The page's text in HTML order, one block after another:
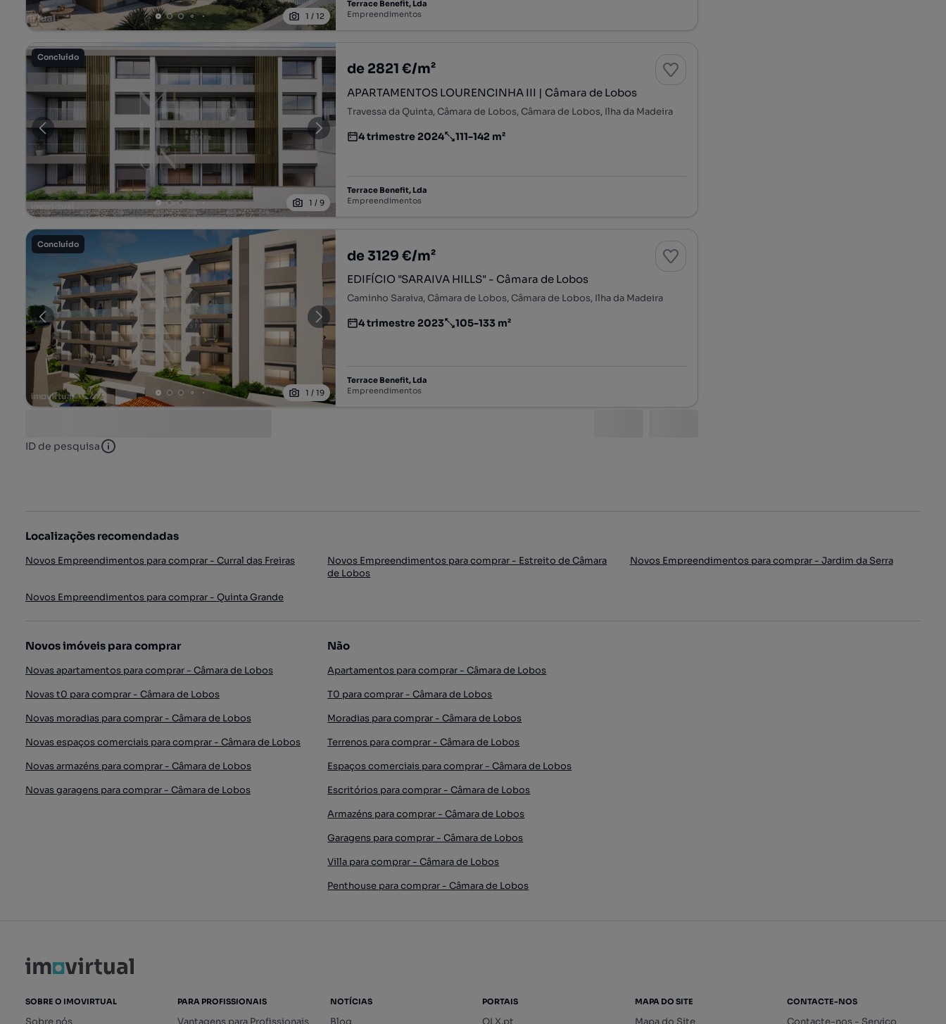
1 /12
Terrace Benefit, Lda
Empreendimentos
Concluído
1 /9
de 2821 €/m²
APARTAMENTOS LOURENCINHA III | Câmara de Lobos
Travessa da Quinta, Câmara de Lobos, Câmara de Lobos, Ilha da Madeira
Estimativa da entrega do empreendimento imobiliário
4 trimestre 2024
Preço por metro quadrado111-142 m²
Terrace Benefit, Lda
Empreendimentos
Concluído
1 /19
de 3129 €/m²
EDIFÍCIO "SARAIVA HILLS" - Câmara de Lobos
Caminho Saraiva, Câmara de Lobos, Câmara de Lobos, Ilha da Madeira
Estimativa da entrega do empreendimento imobiliário
4 trimestre 2023
Preço por metro quadrado105-133 m²
Terrace Benefit, Lda
Empreendimentos
ID de pesquisa ID de pesquisa
Localizações recomendadas
Novos Empreendimentos para comprar - Curral das Freiras
Novos Empreendimentos para comprar - Estreito de Câmara
de Lobos
Novos Empreendimentos para comprar - Jardim da Serra
Novos Empreendimentos para comprar - Quinta Grande
Novos imóveis para comprar
Novas apartamentos para comprar - Câmara de Lobos
Novas t0 para comprar - Câmara de Lobos
Novas moradias para comprar - Câmara de Lobos
Novas espaços comerciais para comprar - Câmara de Lobos
Novas armazéns para comprar - Câmara de Lobos
Novas garagens para comprar - Câmara de Lobos
Não
Apartamentos para comprar - Câmara de Lobos
T0 para comprar - Câmara de Lobos
Moradias para comprar - Câmara de Lobos
Terrenos para comprar - Câmara de Lobos
Espaços comerciais para comprar - Câmara de Lobos
Escritórios para comprar - Câmara de Lobos
Armazéns para comprar - Câmara de Lobos
Garagens para comprar - Câmara de Lobos
Villa para comprar - Câmara de Lobos
Penthouse para comprar - Câmara de Lobos
SOBRE O IMOVIRTUAL PARA PROFISSIONAIS NOTÍCIAS PORTAIS MAPA DO SITE CONTACTE-NOS